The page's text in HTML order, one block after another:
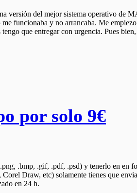
versión del mejor sistema operativo de
funcionaba y no arrancaba. Me
que entregar con urgencia. Pues
por solo 9€
.bmp, .gif, .pdf, .psd) y tenerlo en en
Draw, etc) solamente tienes que
en 24 h.